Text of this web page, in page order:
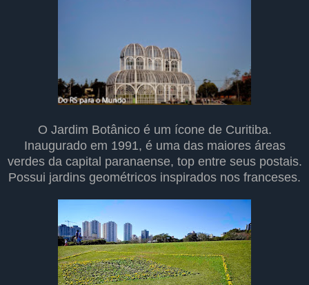
O Jardim Botânico é um ícone de Curitiba.
Inaugurado em 1991, é uma das maiores áreas
verdes da capital paranaense, top entre seus postais.
Possui jardins geométricos inspirados nos franceses.